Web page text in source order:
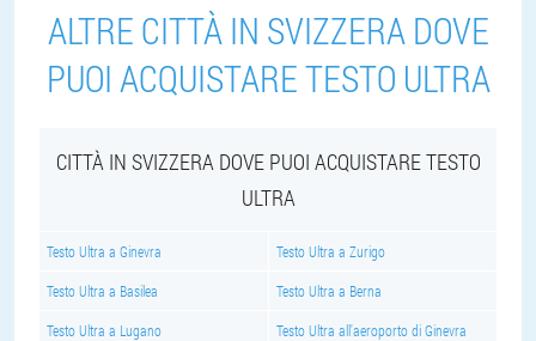
ALTRE CITTÀ IN SVIZZERA DOVE
PUOI ACQUISTARE TESTO ULTRA
CITTÀ IN SVIZZERA DOVE PUOI ACQUISTARE TESTO
ULTRA
Testo Ultra a Ginevra Testo Ultra a Zurigo
Testo Ultra a Basilea Testo Ultra a Berna
Testo Ultra a Lugano Testo Ultra all'aeroporto di Ginevra